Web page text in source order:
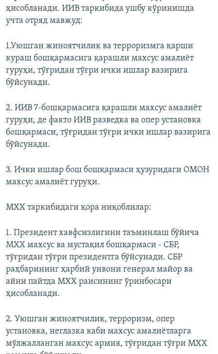
ҳисобланади. ИИВ таркибида ушбу кўринишда
учта отряд мавжуд:
1.Уюшган жиноятчилик ва терроризмга қарши
кураш бошқармасига қарашли махсус амалиёт
гуруҳи, тўғридан тўғри ички ишлар вазирига
бўйсунади.
2. ИИВ 7-бошқармасига қарашли махсус амалиёт
гуруҳи, де факто ИИВ разведка ва опер установка
бошқармаси, тўғридан тўғри ички ишлар вазирига
бўйсунади.
3. Ички ишлар бош бошқармаси ҳузуридаги ОМОН
махсус амалиёт гуруҳи.
МХХ таркибидаги қора ниқоблилар:
1. Президент хавфсизлигини таъминлаш бўйича
МХХ махсус ва мустақил бошқармаси - СБР,
тўғридан тўғри президентга бўйсунади. СБР
раҳбарининг ҳарбий унвони генерал майор ва
айни пайтда МХХ раисининг ўринбосари
ҳисобланади.
2. Уюшган жиноятчилик, терроризм, опер
установка, неглазка каби махсус амалиётларга
мўлжалланган махсус армия, тўғридан тўғри МХХ